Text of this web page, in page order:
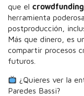
que el
herramienta
postproducción,
Más que dinero, es
compartir procesos
futuros.
¿Quieres ver la
Paredes Bassi?